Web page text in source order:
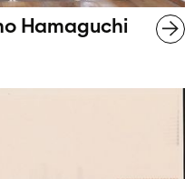
Hamaguchi